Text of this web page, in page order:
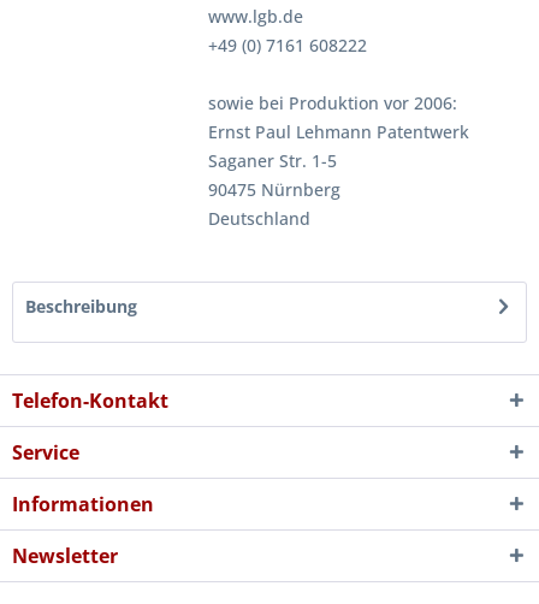
www.lgb.de
+49 (0) 7161 608222
sowie bei Produktion vor 2006:
Ernst Paul Lehmann Patentwerk
Saganer Str. 1-5
90475 Nürnberg
Deutschland
Beschreibung
Telefon-Kontakt
Service
Informationen
Newsletter